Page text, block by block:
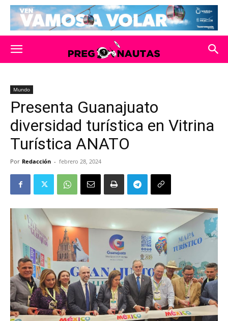
Mundo
Presenta Guanajuato
diversidad turística en Vitrina
Turística ANATO
Por Redacción - febrero 28, 2024